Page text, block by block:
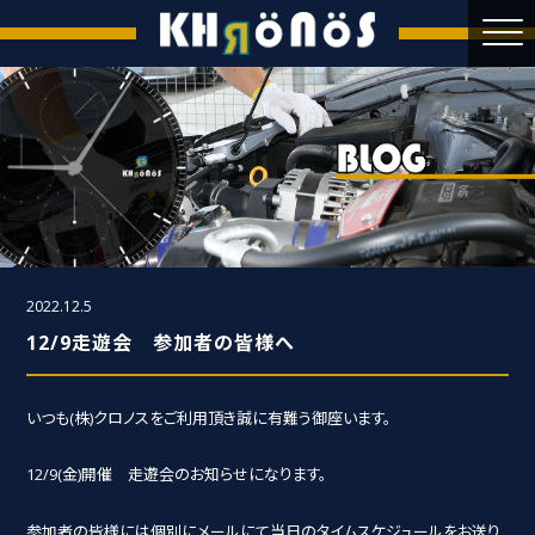
2022.12.5
12/9走遊会 参加者の皆様へ
いつも(株)クロノスをご利用頂き誠に有難う御座います。
12/9(金)開催 走遊会のお知らせになります。